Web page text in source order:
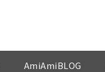
AmiAmiBLOG